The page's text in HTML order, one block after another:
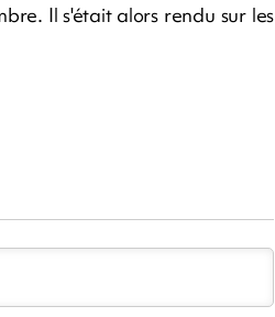
Il s'était alors rendu sur les